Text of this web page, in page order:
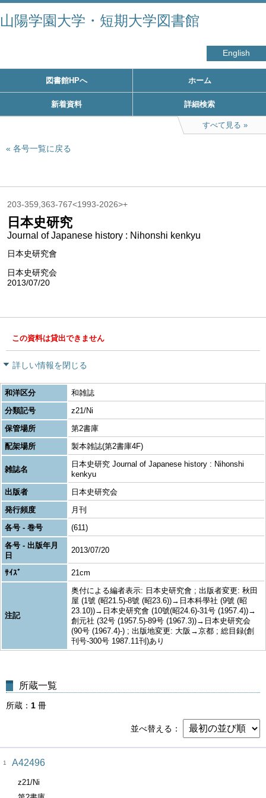
山陽学園大学・短期大学図書館
English
図書館HPへ ホーム
新着資料 詳細検索
すべて見る
各号一覧に戻る
203-359,363-767<1993-2026>+
日本史研究
Journal of Japanese history : Nihonshi kenkyu
日本史研究會
日本史研究会
2013/07/20
この資料は貸出できません
詳しい情報を閉じる
和洋区分
和雑誌
分類記号
z21/Ni
保管場所
第2書庫
配架場所
製本雑誌(第2書庫4F)
雑誌名
日本史研究 Journal of Japanese history : Nihonshi
kenkyu
出版者
日本史研究会
発行頻度
月刊
各号 - 巻号
(611)
各号 - 出版年月
日
2013/07/20
ｻｲｽﾞ 21cm
注記
奥付による編者表示: 日本史研究會 ; 出版者変更: 秋田
屋 (1號 (昭21.5)-8號 (昭23.6))→日本科學社 (9號 (昭
23.10))→日本史研究會 (10號(昭24.6)-31号 (1957.4))→
創元社 (32号 (1957.5)-89号 (1967.3))→日本史研究会
(90号 (1967.4)-) ; 出版地変更: 大阪→京都 ; 総目録(創
刊号-300号 1987.11刊)あり
所蔵一覧
所蔵 1 冊
並べ替える
1 A42496
z21/Ni